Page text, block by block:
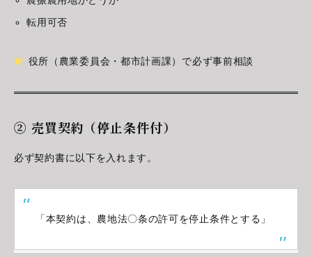
転用可否
役所（農業委員会・都市計画課）で必ず事前相談
② 売買契約（停止条件付）
必ず契約書に以下を入れます。
「本契約は、農地法〇条の許可を停止条件とする」